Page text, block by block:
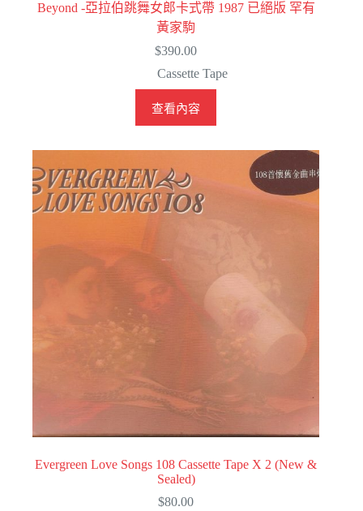
Beyond -亞拉伯跳舞女郎卡式帶 1987 已絕版 罕有
黃家駒
$390.00
Cassette Tape
查看內容
Evergreen Love Songs 108 Cassette Tape X 2 (New &
Sealed)
$80.00